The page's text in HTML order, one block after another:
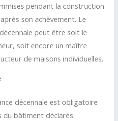
pendant la construction
son achèvement. Le
peut être soit le
soit encore un maître
de maisons individuelles.
décennale est obligatoire
du bâtiment déclarés